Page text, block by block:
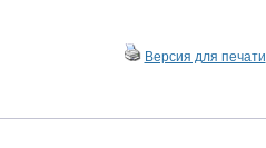
Версия для печати